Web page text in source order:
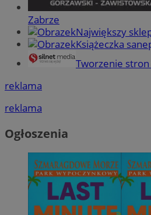
Zabrze
Największy
Książeczka
Tworzenie
reklama
reklama
Ogłoszenia